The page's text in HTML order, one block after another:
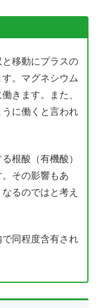
移動にプラスの
。マグネシウム
きます。また、
に働くと言われ
根酸（有機酸）
その影響もあ
るのではと考え
同程度含有され